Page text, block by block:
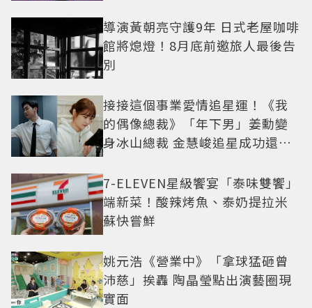
導演黃朝亮守護9年 日式老屋咖啡
館將熄燈！8月底前邀旅人最後告
別
接接這個事業愛情追星運！《我
的偶像總裁》「年下男」姜勳變
身冰山總裁 金慧峻追星成功還偶
7-ELEVEN星級饗宴「泰味雙饗」
端新菜！酸辣烤魚、泰奶提拉米
蘇快嘗鮮
姚元浩《營業中》「拿球猛砸曾
沛慈」挨轟 陶晶瑩點出演藝圈現
實面